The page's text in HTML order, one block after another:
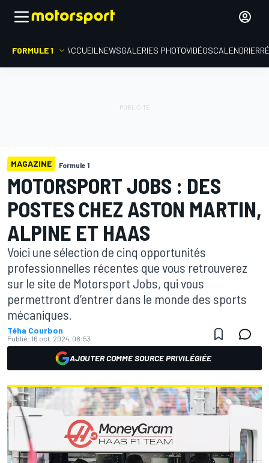
FORMULE 1 ACCUEIL NEWSGALERIES PHOTOVIDÉOSCALENDRIER
MAGAZINE Formule 1
MOTORSPORT JOBS : DES
POSTES CHEZ ASTON MARTIN,
ALPINE ET HAAS
Voici une sélection de cinq opportunités
professionnelles récentes que vous retrouverez
sur le site de Motorsport Jobs, qui vous
permettront d’entrer dans le monde des sports
mécaniques.
Téha Courbon
Publié: 16 oct. 2024, 08:53
AJOUTER COMME SOURCE PRIVILÉGIÉE